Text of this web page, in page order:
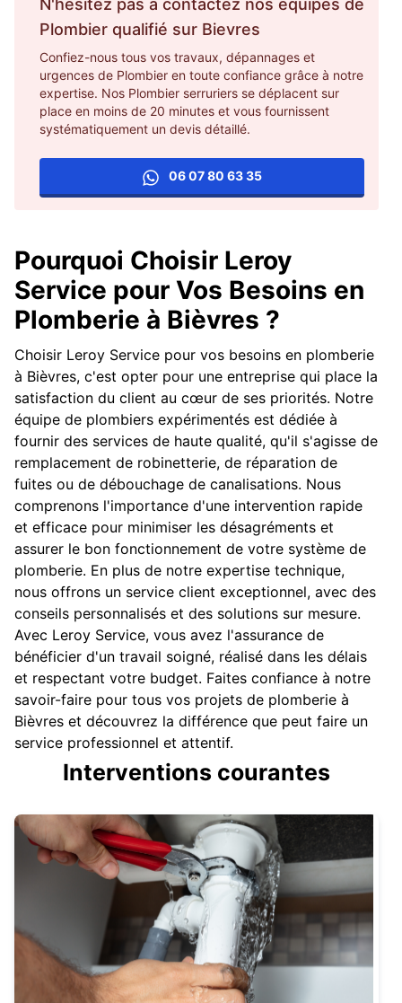
N'hesitez pas a contactez nos équipes de
Plombier qualifié sur Bievres
Confiez-nous tous vos travaux, dépannages et
urgences de Plombier en toute confiance grâce à notre
expertise. Nos Plombier serruriers se déplacent sur
place en moins de 20 minutes et vous fournissent
systématiquement un devis détaillé.
06 07 80 63 35
Pourquoi Choisir Leroy
Service pour Vos Besoins en
Plomberie à Bièvres ?
Choisir Leroy Service pour vos besoins en plomberie
à Bièvres, c'est opter pour une entreprise qui place la
satisfaction du client au cœur de ses priorités. Notre
équipe de plombiers expérimentés est dédiée à
fournir des services de haute qualité, qu'il s'agisse de
remplacement de robinetterie, de réparation de
fuites ou de débouchage de canalisations. Nous
comprenons l'importance d'une intervention rapide
et efficace pour minimiser les désagréments et
assurer le bon fonctionnement de votre système de
plomberie. En plus de notre expertise technique,
nous offrons un service client exceptionnel, avec des
conseils personnalisés et des solutions sur mesure.
Avec Leroy Service, vous avez l'assurance de
bénéficier d'un travail soigné, réalisé dans les délais
et respectant votre budget. Faites confiance à notre
savoir-faire pour tous vos projets de plomberie à
Bièvres et découvrez la différence que peut faire un
service professionnel et attentif.
Interventions courantes